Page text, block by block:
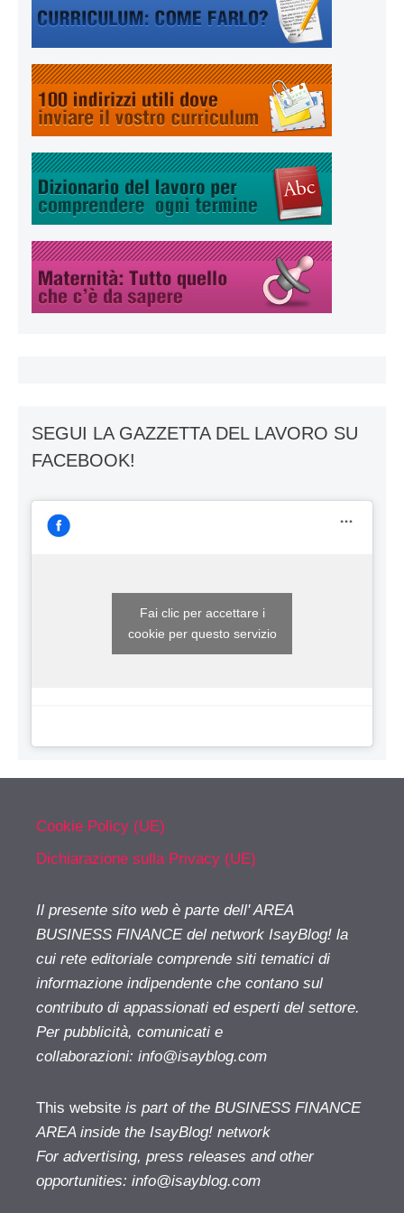
SEGUI LA GAZZETTA DEL LAVORO SU
FACEBOOK!
Fai clic per accettare i
cookie per questo servizio
Cookie Policy (UE)
Dichiarazione sulla Privacy (UE)
Il presente sito web è parte dell' AREA
BUSINESS FINANCE del network IsayBlog! la
cui rete editoriale comprende siti tematici di
informazione indipendente che contano sul
contributo di appassionati ed esperti del settore.
Per pubblicità, comunicati e
collaborazioni: info@isayblog.com
This website is part of the BUSINESS FINANCE
AREA inside the IsayBlog! network
For advertising, press releases and other
opportunities: info@isayblog.com